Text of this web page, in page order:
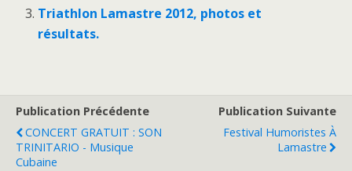
Triathlon Lamastre 2012, photos et
résultats.
Publication Précédente
CONCERT GRATUIT : SON
TRINITARIO - Musique
Cubaine
Publication Suivante
Festival Humoristes À
Lamastre